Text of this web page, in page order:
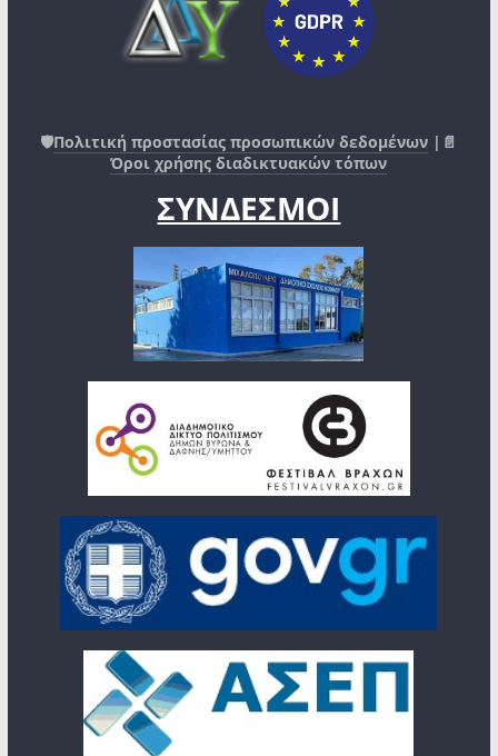
🛡️Πολιτική προστασίας προσωπικών δεδομένων |📄
Όροι χρήσης διαδικτυακών τόπων
ΣΥΝΔΕΣΜΟΙ